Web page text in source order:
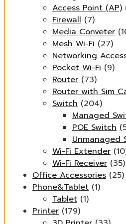
Access Point (AP)
Firewall (7)
Media Conveter
Mesh Wi-Fi (27)
Networking
Pocket Wi-Fi (9)
Router (73)
Router with Sim
Switch (204)
Managed
POE Switch
Unmanaged
Wi-Fi Extender
Wi-Fi Receiver (35)
Office Accessories (25)
Phone&Tablet (1)
Tablet (1)
Printer (179)